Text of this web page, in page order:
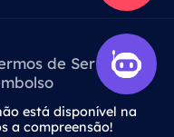
de Serviço
está disponível na
a compreensão!